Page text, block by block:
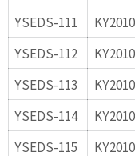
YSEDS-111
YSEDS-112
YSEDS-113
YSEDS-114
YSEDS-115